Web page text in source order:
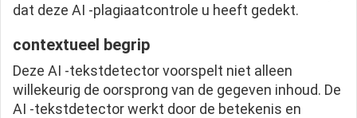
dat deze AI -plagiaatcontrole u heeft gedekt.
contextueel begrip
Deze AI -tekstdetector voorspelt niet alleen
willekeurig de oorsprong van de gegeven inhoud. De
AI -tekstdetector werkt door de betekenis en